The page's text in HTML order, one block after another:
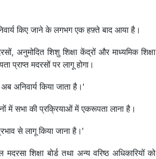
किए जाने के लगभग एक हफ़्ते बाद आया है।
अनुमोदित शिशु शिक्षा केंद्रों और माध्यमिक शिक्षा
प्राप्त मदरसों पर लागू होगा।
अनिवार्य किया जाता है।'
में सभा की प्रक्रियाओं में एकरूपता लाना है।
से लागू किया जाना है।'
शिक्षा बोर्ड तथा अन्य वरिष्ठ अधिकारियों को